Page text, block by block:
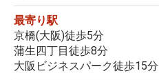
最寄り駅
京橋(大阪)徒歩5分
蒲生四丁目徒歩8分
大阪ビジネスパーク徒歩15分